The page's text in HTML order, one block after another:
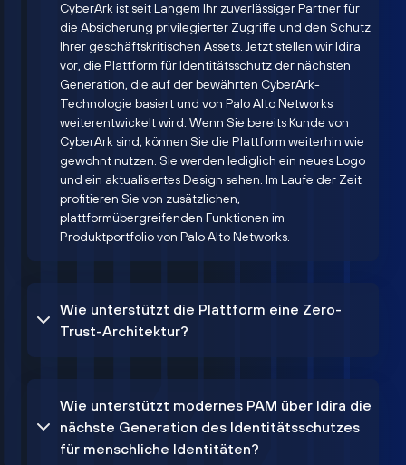
CyberArk ist seit Langem Ihr zuverlässiger Partner für
die Absicherung privilegierter Zugriffe und den Schutz
Ihrer geschäftskritischen Assets. Jetzt stellen wir Idira
vor, die Plattform für Identitätsschutz der nächsten
Generation, die auf der bewährten CyberArk-
Technologie basiert und von Palo Alto Networks
weiterentwickelt wird. Wenn Sie bereits Kunde von
CyberArk sind, können Sie die Plattform weiterhin wie
gewohnt nutzen. Sie werden lediglich ein neues Logo
und ein aktualisiertes Design sehen. Im Laufe der Zeit
profitieren Sie von zusätzlichen,
plattformübergreifenden Funktionen im
Produktportfolio von Palo Alto Networks.
Wie unterstützt die Plattform eine Zero-
Trust-Architektur?
Wie unterstützt modernes PAM über Idira die
nächste Generation des Identitätsschutzes
für menschliche Identitäten?